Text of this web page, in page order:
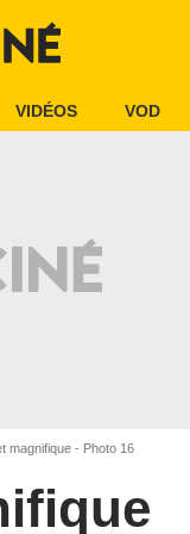
VIDÉOS VOD
magnifique - Photo 16